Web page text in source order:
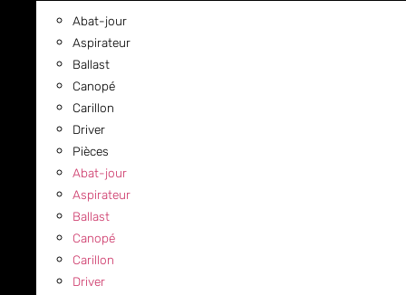
Abat-jour
Aspirateur
Ballast
Canopé
Carillon
Driver
Pièces
Abat-jour
Aspirateur
Ballast
Canopé
Carillon
Driver